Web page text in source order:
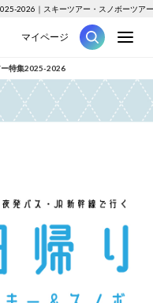
2026｜スキーツアー・スノボーツア
ツアー
マイページ
ー特集2025-2026